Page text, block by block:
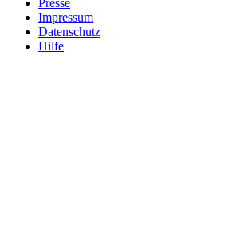
Presse
Impressum
Datenschutz
Hilfe